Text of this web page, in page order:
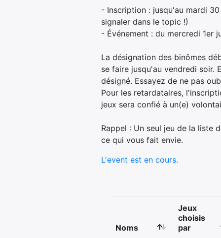
- Inscription : jusqu'au mardi
signaler dans le topic !)
- Événement : du mercredi 1er
La désignation des binômes
se faire jusqu'au vendredi soir.
désigné. Essayez de ne pas
Pour les retardataires,
jeux sera confié à un(e)
Rappel : Un seul jeu de la liste
ce qui vous fait envie.
L'event est en cours.
Noms
Jeux
choisis
par